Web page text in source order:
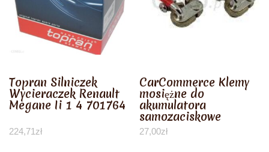
Topran Silniczek
Wycieraczek Renault
Megane Ii 1 4 701764
224,71 zł
CarCommerce Klemy
mosiężne do
akumulatora
samozaciskowe
27,00zł